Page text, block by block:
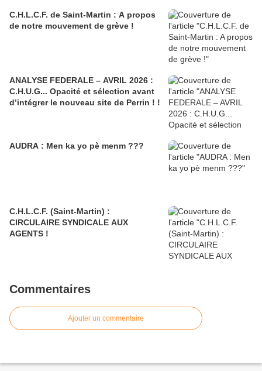
C.H.L.C.F. de Saint-Martin : A propos
de notre mouvement de grève !
ANALYSE FEDERALE – AVRIL 2026 :
C.H.U.G... Opacité et sélection avant
d’intégrer le nouveau site de Perrin ! !
AUDRA : Men ka yo pè menm ???
C.H.L.C.F. (Saint-Martin) :
CIRCULAIRE SYNDICALE AUX
AGENTS !
Commentaires
Ajouter un commentaire